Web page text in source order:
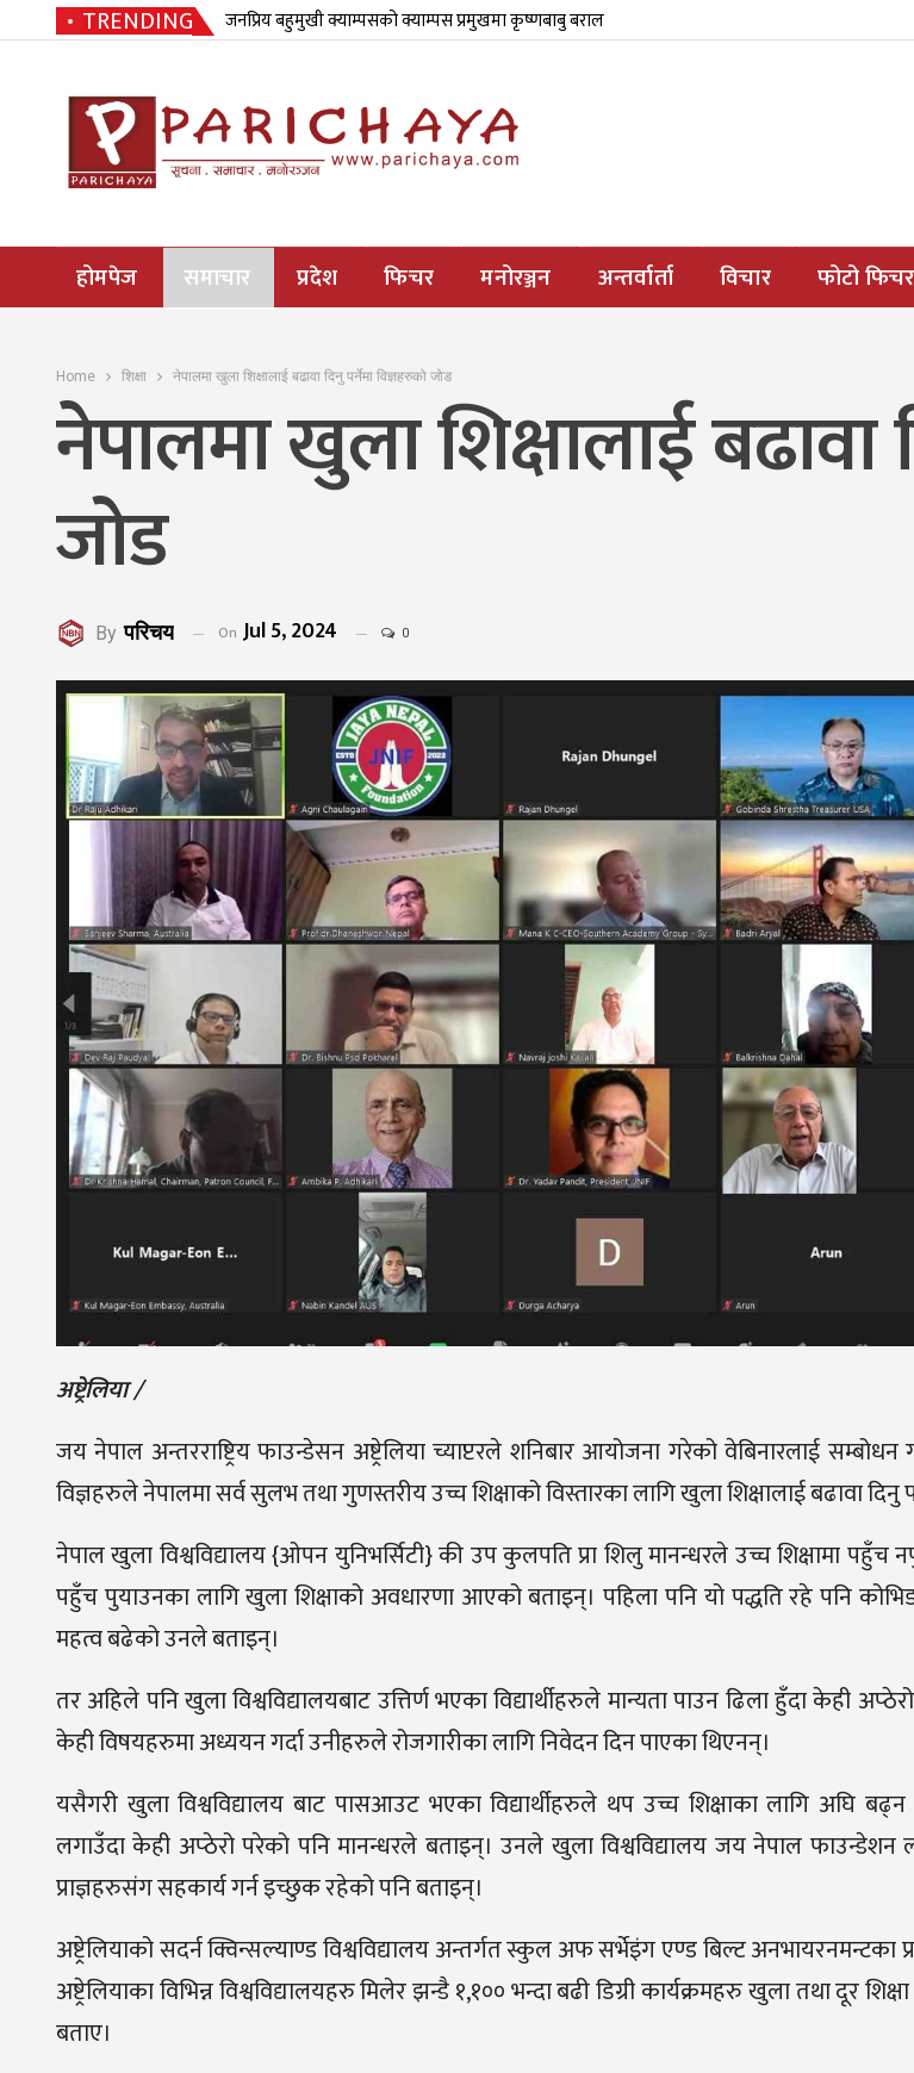
TRENDING जनप्रिय बहुमुखी क्याम्पसको क्याम्पस प्रमुखमा कृष्णबाबु बराल
होमपेज समाचार प्रदेश फिचर मनोरञ्जन अन्तर्वार्ता विचार फोटो फिचर
Home शिक्षा नेपालमा खुला शिक्षालाई बढावा दिनु पर्नेमा विज्ञहरुको जोड
नेपालमा खुला शिक्षालाई बढावा
जोड
By परिचय On Jul 5, 2024 0
अष्ट्रेलिया /
जय नेपाल अन्तरराष्ट्रिय फाउन्डेसन अष्ट्रेलिया च्याप्टरले शनिबार आयोजना गरेको वेबिनारलाई सम्बोधन
विज्ञहरुले नेपालमा सर्व सुलभ तथा गुणस्तरीय उच्च शिक्षाको विस्तारका लागि खुला शिक्षालाई बढावा दिनु
नेपाल खुला विश्वविद्यालय {ओपन युनिभर्सिटी} की उप कुलपति प्रा शिलु मानन्धरले उच्च शिक्षामा पहुँच
पहुँच पुयाउनका लागि खुला शिक्षाको अवधारणा आएको बताइन्। पहिला पनि यो पद्धति रहे पनि
महत्व बढेको उनले बताइन्।
तर अहिले पनि खुला विश्वविद्यालयबाट उत्तिर्ण भएका विद्यार्थीहरुले मान्यता पाउन ढिला हुँदा केही
केही विषयहरुमा अध्ययन गर्दा उनीहरुले रोजगारीका लागि निवेदन दिन पाएका थिएनन्।
यसैगरी खुला विश्वविद्यालय बाट पासआउट भएका विद्यार्थीहरुले थप उच्च शिक्षाका लागि अघि
लगाउँदा केही अप्ठेरो परेको पनि मानन्धरले बताइन्। उनले खुला विश्वविद्यालय जय नेपाल फाउन्डेशन
प्राज्ञहरुसंग सहकार्य गर्न इच्छुक रहेको पनि बताइन्।
अष्ट्रेलियाको सदर्न क्विन्सल्याण्ड विश्वविद्यालय अन्तर्गत स्कुल अफ सर्भेइंग एण्ड बिल्ट अनभायरनमन्टका
अष्ट्रेलियाका विभिन्न विश्वविद्यालयहरु मिलेर झन्डै १,१०० भन्दा बढी डिग्री कार्यक्रमहरु खुला तथा दूर
बताए।